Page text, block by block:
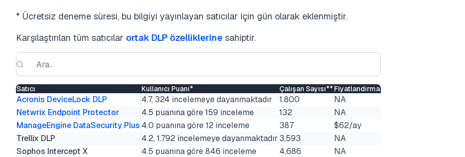
* Ücretsiz deneme süresi, bu bilgiyi yayınlayan satıcılar için gün olarak eklenmiştir.
Karşılaştırılan tüm satıcılar ortak DLP özelliklerine sahiptir.
Satıcı Kullanıcı Puanı* Çalışan Sayısı** Fiyatlandırma
Acronis DeviceLock DLP 4.7, 324 incelemeye dayanmaktadır 1.800
NA
Netwrix Endpoint Protector
4.5 puanına göre 159 inceleme 132
NA
ManageEngine DataSecurity Plus 4.0 puanına göre 12 inceleme 387
$62/ay
Trellix DLP
4.2, 1.792 incelemeye dayanmaktadır 3,593
NA
Sophos Intercept X
4.5 puanına göre 846 inceleme 4,686
NA